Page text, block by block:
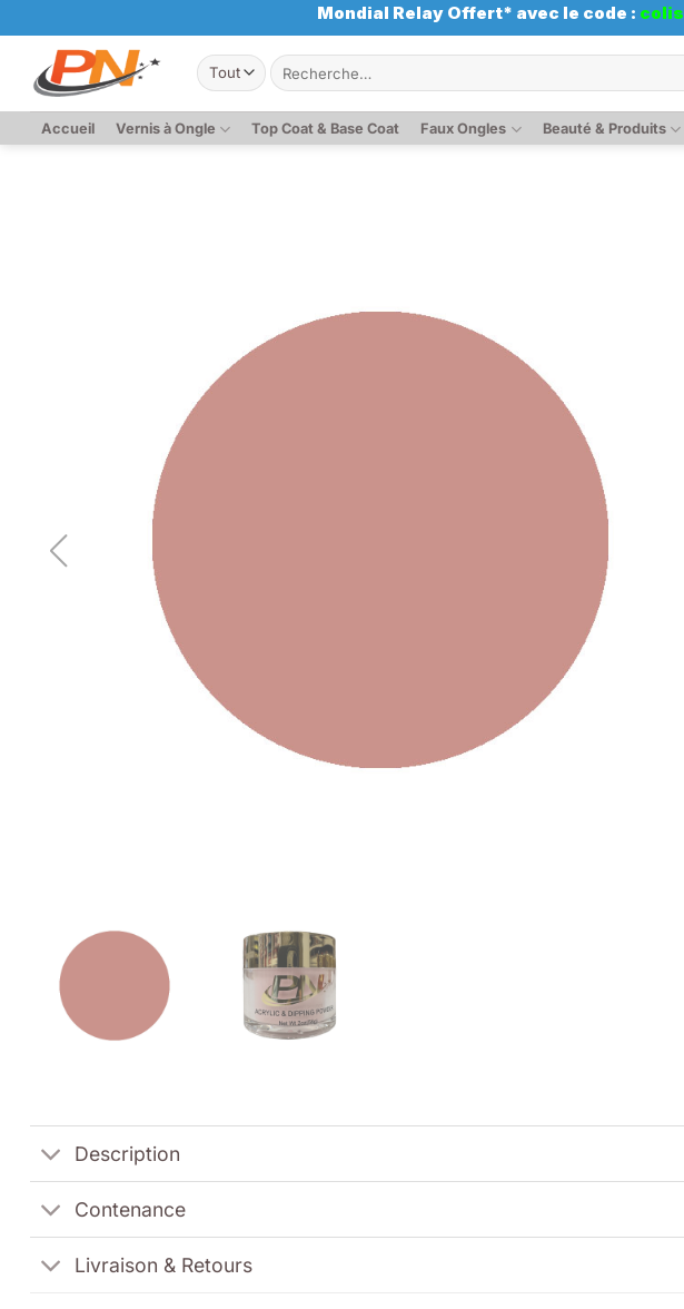
au
contenu
Mondial Relay Offert* avec le code : colis
Recherche
pour :
Accueil Vernis à Ongle Top Coat & Base Coat Faux Ongles Beauté & Produits
Description
Contenance
Livraison & Retours